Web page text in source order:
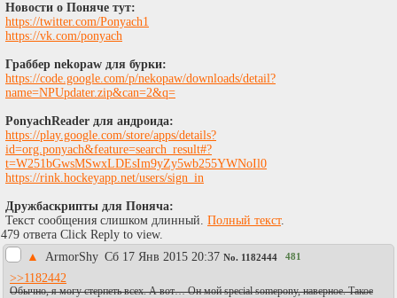
Новости о Поняче тут:
https://twitter.com/Ponyach1
https://vk.com/ponyach
Граббер nekopaw для бурки:
https://code.google.com/p/nekopaw/downloads/detail?
name=NPUpdater.zip&can=2&q=
PonyachReader для андроида:
https://play.google.com/store/apps/details?
id=org.ponyach&feature=search_result#?
t=W251bGwsMSwxLDEsIm9yZy5wb255YWNoIl0
https://rink.hockeyapp.net/users/sign_in
Дружбаскрипты для Поняча:
Текст сообщения слишком длинный. Полный текст.
479 ответа Click Reply to view.
▲
АrmorShy Сб 17 Янв 2015 20:37 No. 1182444 481
>>1182442
Обычно, я могу стерпеть всех. А вот… Он мой special somepony, наверное. Такое